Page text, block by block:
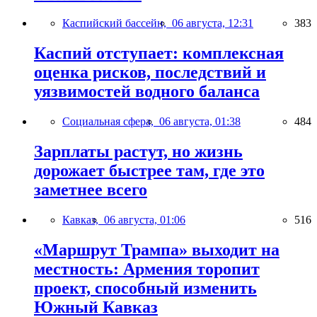
Каспийский бассейн, 06 августа, 12:31 383
Каспий отступает: комплексная
оценка рисков, последствий и
уязвимостей водного баланса
Социальная сфера, 06 августа, 01:38 484
Зарплаты растут, но жизнь
дорожает быстрее там, где это
заметнее всего
Кавказ, 06 августа, 01:06 516
«Маршрут Трампа» выходит на
местность: Армения торопит
проект, способный изменить
Южный Кавказ